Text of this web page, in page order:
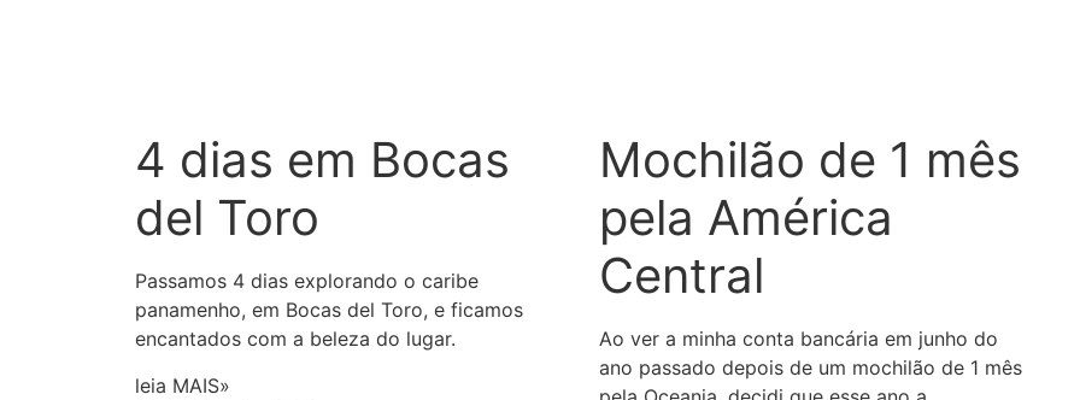
4 dias em Bocas
del Toro
Passamos 4 dias explorando o caribe
panamenho, em Bocas del Toro, e ficamos
encantados com a beleza do lugar.
leia MAIS»
Mochilão de 1 mês
pela América
Central
Ao ver a minha conta bancária em junho do
ano passado depois de um mochilão de 1 mês